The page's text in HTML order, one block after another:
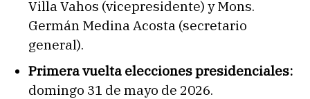
Villa Vahos (vicepresidente) y Mons.
Germán Medina Acosta (secretario
general).
Primera vuelta elecciones presidenciales:
domingo 31 de mayo de 2026.